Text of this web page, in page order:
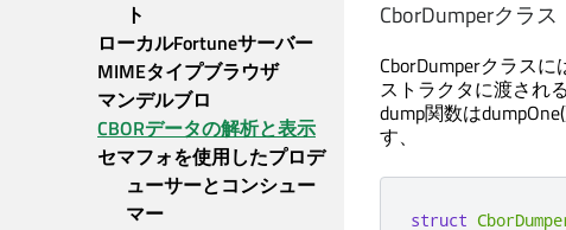
ト
ローカルFortuneサーバー
MIMEタイプブラウザ
マンデルブロ
CBORデータの解析と表示
セマフォを使用したプロデ
ューサーとコンシュー
マー
CborDumperクラス
CborDumperクラスに
ストラクタに渡される
dump関数は
す、
struct